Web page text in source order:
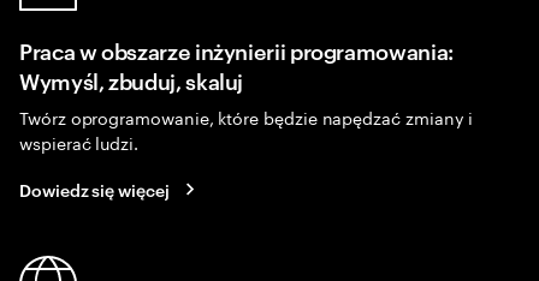
Praca w obszarze inżynierii programowania:
Wymyśl, zbuduj, skaluj
Twórz oprogramowanie, które będzie napędzać zmiany i
wspierać ludzi.
Dowiedz się więcej